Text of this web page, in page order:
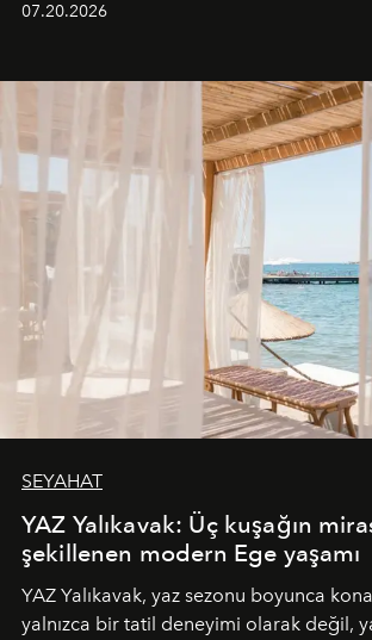
07.20.2026
SEYAHAT
YAZ Yalıkavak: Üç kuşağın
şekillenen modern Ege yaşamı
YAZ Yalıkavak, yaz sezonu boyunca
yalnızca bir tatil deneyimi olarak değil,